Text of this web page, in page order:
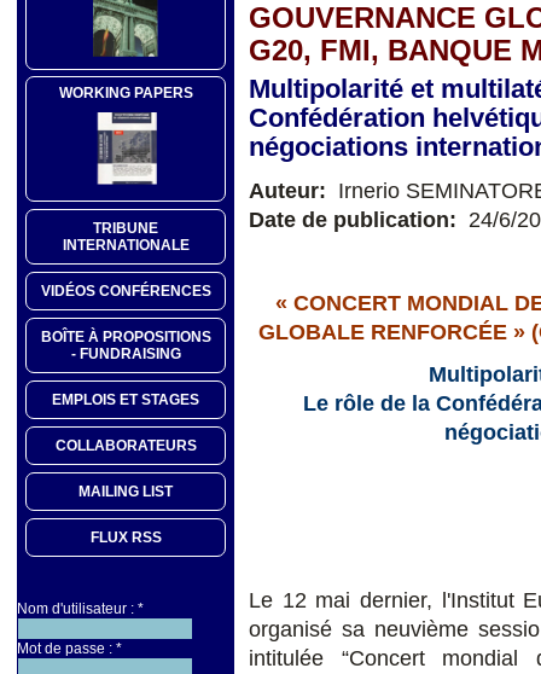
WORKING PAPERS
TRIBUNE
INTERNATIONALE
VIDÉOS CONFÉRENCES
BOÎTE À PROPOSITIONS
- FUNDRAISING
EMPLOIS ET STAGES
COLLABORATEURS
MAILING LIST
FLUX RSS
Nom d'utilisateur : *
Mot de passe : *
GOUVERNANCE
G20, FMI, BANQUE
Multipolarité et
Confédération
négociations
Auteur: Irnerio
Date de publication: 24/6/
« CONCERT MONDIAL
GLOBALE RENFORCÉE »
Le rôle de la
Le 12 mai dernier, l'Institut
organisé sa neuvième
intitulée “Concert